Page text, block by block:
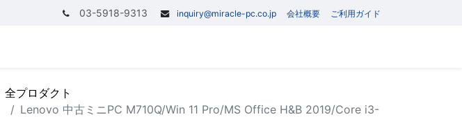
03-5918-9313 inquiry@miracle-pc.co.jp 会社概要 ご利用ガイド
全プロダクト
Lenovo 中古ミニPC M710Q/Win 11 Pro/MS Office H&B 2019/Core i3-